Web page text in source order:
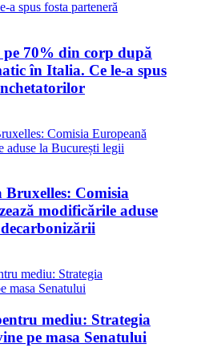
70% din corp după
în Italia. Ce le-a spus
Bruxelles: Comisia
modificările aduse
mediu: Strategia
pe masa Senatului